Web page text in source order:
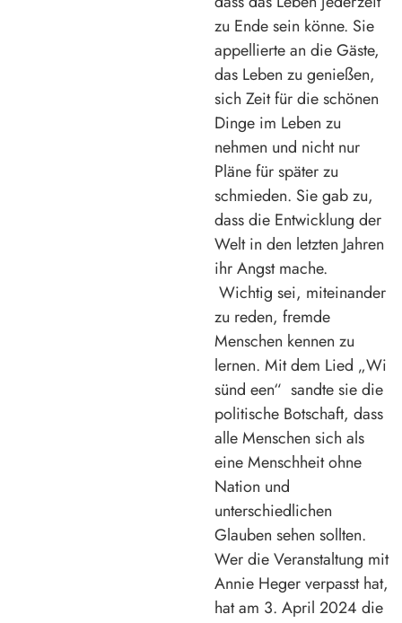
zu Ende sein könne. Sie
appellierte an die Gäste,
das Leben zu genießen,
sich Zeit für die schönen
Dinge im Leben zu
nehmen und nicht nur
Pläne für später zu
schmieden. Sie gab zu,
dass die Entwicklung der
Welt in den letzten Jahren
ihr Angst mache.
Wichtig sei, miteinander
zu reden, fremde
Menschen kennen zu
lernen. Mit dem Lied „Wi
sünd een“ sandte sie die
politische Botschaft, dass
alle Menschen sich als
eine Menschheit ohne
Nation und
unterschiedlichen
Glauben sehen sollten.
Wer die Veranstaltung mit
Annie Heger verpasst hat,
hat am 3. April 2024 die